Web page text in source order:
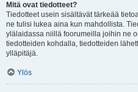
Mitä ovat tiedotteet?
Tiedotteet usein sisältävät tärkeää
ne tulisi lukea aina kun mahdollista.
ylälaidassa niillä foorumeilla joihin ne
tiedotteiden kohdalla, tiedotteiden
ylläpitäjä.
Ylös